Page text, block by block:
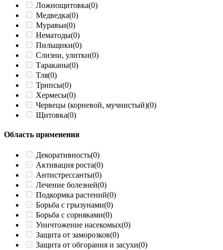
Ложнощитовка(0)
Медведка(0)
Муравьи(0)
Нематоды(0)
Пильщики(0)
Слизни, улитки(0)
Тараканы(0)
Тля(0)
Трипсы(0)
Хермесы(0)
Червецы (корневой, мучнистый)(0)
Щитовка(0)
Область применения
Декоративность(0)
Активация роста(0)
Антистрессанты(0)
Лечение болезней(0)
Подкормка растений(0)
Борьба с грызунами(0)
Борьба с сорняками(0)
Уничтожение насекомых(0)
Защита от заморозков(0)
Защита от обгорания и засухи(0)